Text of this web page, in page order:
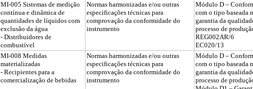
MI-005 Sistemas de medição
contínua e dinâmica de
quantidades de líquidos com
exclusão da água
- Distribuidores de
combustível
Normas harmonizadas e/ou outras
especificações técnicas para
comprovação da conformidade do
instrumento
Módulo D –
com o tipo baseada
garantia da
processo de
REG002AR/6
EC020/13
MI-008 Medidas
materializadas
- Recipientes para a
comercialização de bebidas
Normas harmonizadas e/ou outras
especificações técnicas para
comprovação da conformidade do
instrumento
Módulo D –
com o tipo baseada
garantia da
processo de